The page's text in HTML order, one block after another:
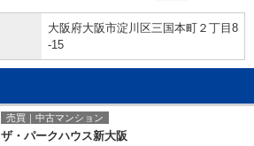
大阪府大阪市淀川区三国本町２丁目8
-15
売買｜中古マンション
ザ・パークハウス新大阪